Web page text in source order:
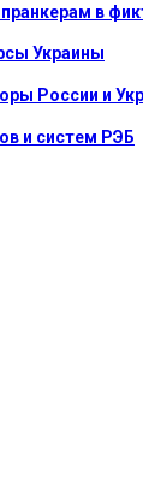
в
Украины
России и
и систем РЭБ